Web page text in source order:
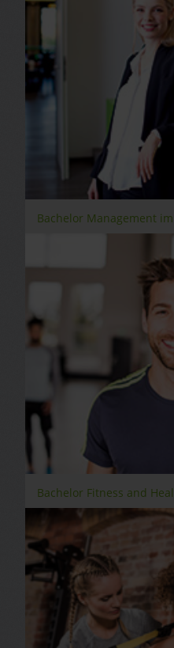
Bachelor Management
Bachelor Fitness and